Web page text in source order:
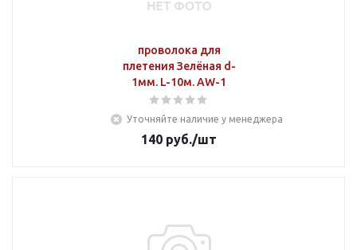
проволока для
плетения Зелёная d-
1мм. L-10м. AW-1
Уточняйте наличие у менеджера
140 руб./шт